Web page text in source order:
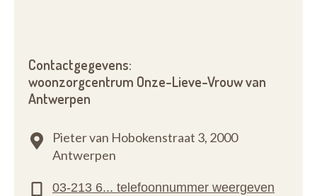
Contactgegevens:
woonzorgcentrum Onze-Lieve-Vrouw van
Antwerpen
Pieter van Hobokenstraat 3, 2000
Antwerpen